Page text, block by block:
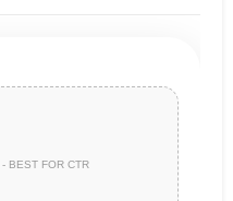
BEST FOR CTR